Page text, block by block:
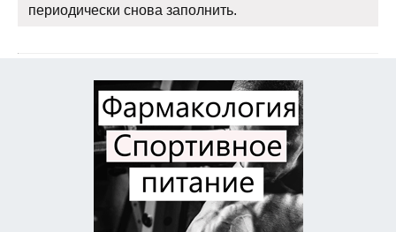
периодически снова заполнить.